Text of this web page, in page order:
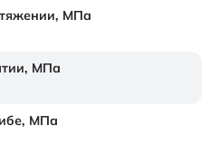
МПа
МПа
МПа